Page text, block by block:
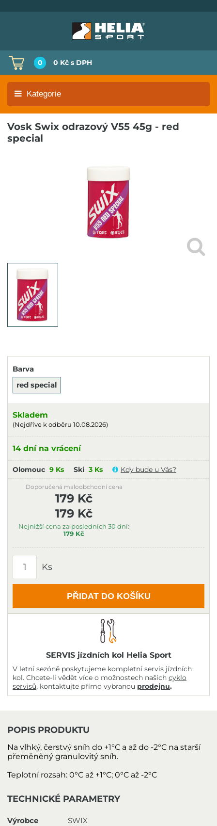
0 0 Kč s DPH
Kategorie
Vosk Swix odrazový V55 45g - red
special
Barva
red special
Skladem
(Nejdříve k odběru 10.08.2026)
14 dní na vrácení
Olomouc 9 Ks Ski 3 Ks Kdy bude u Vás?
179 Kč
Nejnižší cena za posledních 30 dní:
179 Kč
Doporučená maloobchodní cena
179 Kč
Ks
PŘIDAT DO KOŠÍKU
SERVIS jízdních kol Helia Sport
V letní sezóně poskytujeme kompletní servis jízdních
kol. Chcete-li vědět více o možnostech našich cyklo
servisů, kontaktujte přímo vybranou prodejnu.
POPIS PRODUKTU
Na vlhký, čerstvý sníh do +1°C a až do -2°C na starší
přeměněný granulovitý sníh.
Teplotní rozsah: 0°C až +1°C; 0°C až -2°C
TECHNICKÉ PARAMETRY
Výrobce SWIX